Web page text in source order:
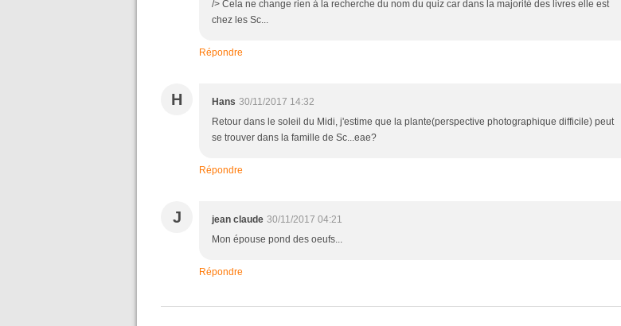
/> Cela ne change rien à la recherche du nom du quiz car dans la majorité des livres elle est
chez les Sc...
Répondre
H Hans 30/11/2017 14:32
Retour dans le soleil du Midi, j'estime que la plante(perspective photographique difficile) peut
se trouver dans la famille de Sc...eae?
Répondre
J jean claude 30/11/2017 04:21
Mon épouse pond des oeufs...
Répondre